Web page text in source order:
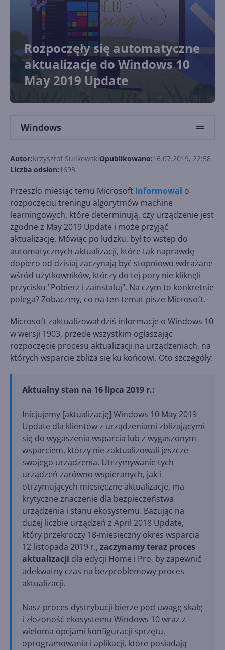
Rozpoczęły się automatyczne
aktualizacje do Windows 10
May 2019 Update
Windows
Autor:Krzysztof SulikowskiOpublikowano:16.07.2019, 22:58
Liczba odsłon:1693
Przeszło miesiąc temu Microsoft informował o
rozpoczęciu treningu algorytmów machine
learningowych, które determinują, czy urządzenie jest
zgodne z May 2019 Update i może przyjąć
aktualizację. Mówiąc po ludzku, był to wstęp do
automatycznych aktualizacji, które tak naprawdę
dopiero od dzisiaj zaczynają być stopniowo wdrażane
wśród użytkowników, którzy do tej pory nie kliknęli
przycisku "Pobierz i zainstaluj". Na czym to konkretnie
polega? Zobaczmy, co na ten temat pisze Microsoft.
Microsoft zaktualizował dziś informacje o Windows 10
w wersji 1903, przede wszystkim ogłaszając
rozpoczęcie procesu aktualizacji na urządzeniach, na
których wsparcie zbliża się ku końcowi. Oto szczegóły:
Aktualny stan na 16 lipca 2019 r.:
Inicjujemy [aktualizację] Windows 10 May 2019
Update dla klientów z urządzeniami zbliżającymi
się do wygaszenia wsparcia lub z wygaszonym
wsparciem, którzy nie zaktualizowali jeszcze
swojego urządzenia. Utrzymywanie tych
urządzeń zarówno wspieranych, jak i
otrzymujących miesięczne aktualizacje, ma
krytyczne znaczenie dla bezpieczeństwa
urządzenia i stanu ekosystemu. Bazując na
dużej liczbie urządzeń z April 2018 Update,
który przekroczy 18-miesięczny okres wsparcia
12 listopada 2019 r., zaczynamy teraz proces
aktualizacji dla edycji Home i Pro, by zapewnić
adekwatny czas na bezproblemowy proces
aktualizacji.
Nasz proces dystrybucji bierze pod uwagę skalę
i złożoność ekosystemu Windows 10 wraz z
wieloma opcjami konfiguracji sprzętu,
oprogramowania i aplikacji, które posiadają